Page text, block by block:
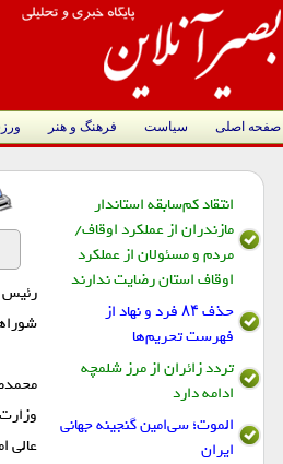
صفحه اصلی سیاست فرهنگ و هنر
انتقاد کم‌سابقه استاندار
مازندران از عملکرد اوقاف/
مردم و مسئولان از عملکرد
اوقاف استان رضایت ندارند
حذف ۸۴ فرد و نهاد از
فهرست تحریم‌ها
تردد زائران از مرز شلمچه
ادامه دارد
الموت؛ سی‌امین گنجینه جهانی
ایران
رئیس
عالی